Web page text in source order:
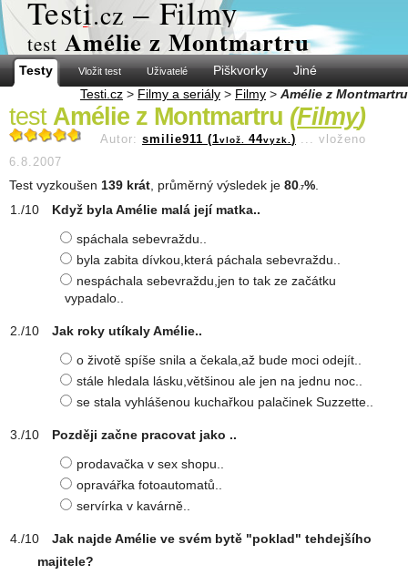
Testi.cz – Filmy
test Amélie z Montmartru
Testy Vložit test Uživatelé Piškvorky
Jiné
Testi.cz > Filmy a seriály > Filmy > Amélie z Montmartru
test Amélie z Montmartru (Filmy)
Autor: smilie911 (1vlož. 44vyzk. ) ... vloženo
6.8.2007
Test vyzkoušen 139 krát , průměrný výsledek je 80 .7%
Když byla Amélie malá její matka..
spáchala sebevraždu..
byla zabita dívkou,která páchala sebevraždu..
nespáchala sebevraždu,jen to tak ze začátku
vypadalo..
Jak roky utíkaly Amélie..
o životě spíše snila a čekala,až bude moci odejít..
stále hledala lásku,většinou ale jen na jednu noc..
se stala vyhlášenou kuchařkou palačinek Suzzette..
Později začne pracovat jako ..
prodavačka v sex shopu..
opravářka fotoautomatů..
servírka v kavárně..
Jak najde Amélie ve svém bytě "poklad" tehdejšího
majitele?